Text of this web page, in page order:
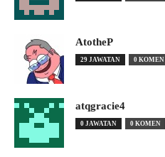
AtotheP
29 JAWATAN 0 KOMEN
atqgracie4
0 JAWATAN 0 KOMEN